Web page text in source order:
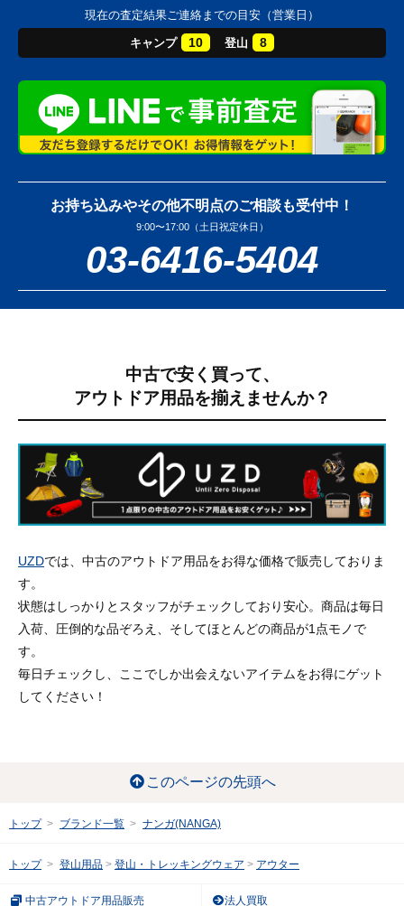
現在の査定結果ご連絡までの目安（営業日）
キャンプ 10 登山 8
お持ち込みやその他不明点のご相談も受付中！
9:00〜17:00（土日祝定休日）
03-6416-5404
中古で安く買って、
アウトドア用品を揃えませんか？
UZDでは、中古のアウトドア用品をお得な価格で販売しておりま
す。
状態はしっかりとスタッフがチェックしており安心。商品は毎日
入荷、圧倒的な品ぞろえ、そしてほとんどの商品が1点モノで
す。
毎日チェックし、ここでしか出会えないアイテムをお得にゲット
してください！
このページの先頭へ
トップ ブランド一覧 ナンガ(NANGA)
トップ 登山用品 登山・トレッキングウェア アウター
中古アウトドア用品販売 法人買取